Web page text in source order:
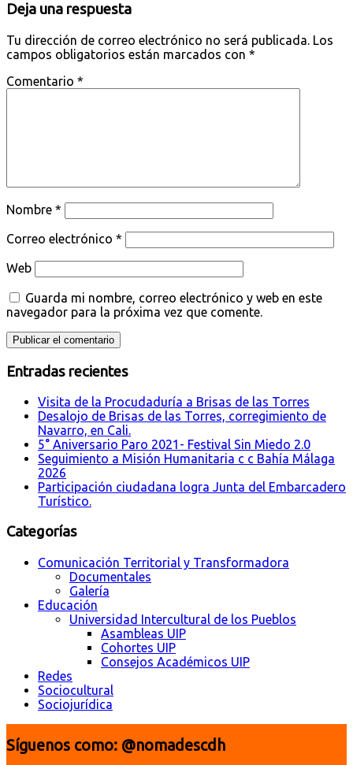
Deja una respuesta
Tu dirección de correo electrónico no será publicada. Los
campos obligatorios están marcados con *
Comentario *
Nombre *
Correo electrónico *
Web
Guarda mi nombre, correo electrónico y web en este
navegador para la próxima vez que comente.
Entradas recientes
Visita de la Procudaduría a Brisas de las Torres
Desalojo de Brisas de las Torres, corregimiento de
Navarro, en Cali.
5° Aniversario Paro 2021- Festival Sin Miedo 2.0
Seguimiento a Misión Humanitaria c c Bahía Málaga
2026
Participación ciudadana logra Junta del Embarcadero
Turístico.
Categorías
Comunicación Territorial y Transformadora
Documentales
Galería
Educación
Universidad Intercultural de los Pueblos
Asambleas UIP
Cohortes UIP
Consejos Académicos UIP
Redes
Sociocultural
Sociojurídica
Síguenos como: @nomadescdh